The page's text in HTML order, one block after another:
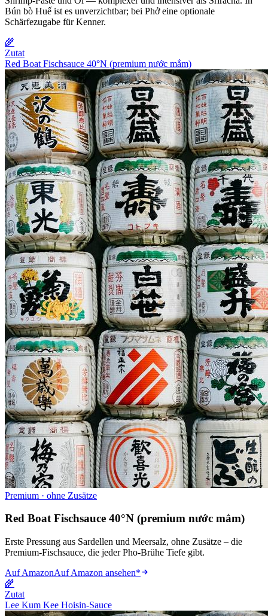
Bún bò Huế ist es unverzichtbar; bei Phở eine optionale
Schärfezugabe für Kenner.
🌾
Zutat
Red Boat Fischsauce 40°N (premium nước mắm)
Premium · ohne Zusätze
Red Boat Fischsauce 40°N (premium nước mắm)
Erste Pressung aus Sardellen und Meersalz, ohne Zusätze – die
Premium-Fischsauce, die jeder Pho-Brühe Tiefe gibt.
Auf AmazonAuf Amazon ansehen*
🌾
Zutat
Lee Kum Kee Hoisin-Sauce